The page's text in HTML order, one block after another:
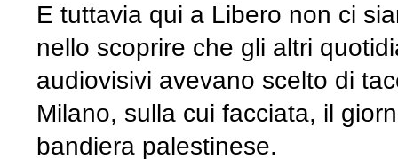
E tuttavia qui a Libero non ci
nello scoprire che gli altri
audiovisivi avevano scelto di
Milano, sulla cui facciata, il
bandiera palestinese.